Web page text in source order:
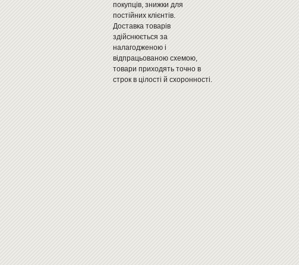
покупців, знижки для
постійних клієнтів.
Доставка товарів
здійснюється за
налагодженою і
відпрацьованою схемою,
товари приходять точно в
строк в цілості й схоронності.